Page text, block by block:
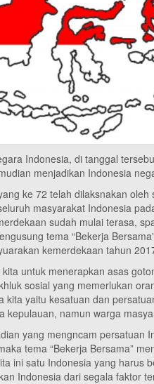
Indonesia, di tanggal
menjadikan Indonesia
ke 72 telah dilaksnakan
masyarakat Indonesia
sudah mulai terasa,
tema “Bekerja
kemerdekaan tahun
untuk menerapkan asas
sosial yang memerlukan
yaitu kesatuan dan
namun warga
yang mengncam persatuan
tema “Bekerja Bersama”
ini satu Indonesia yang harus
Indonesia dari segala faktor